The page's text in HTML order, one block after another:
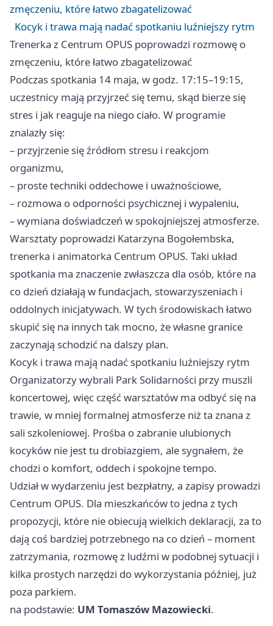
zmęczeniu, które łatwo zbagatelizować
Kocyk i trawa mają nadać spotkaniu luźniejszy rytm
Trenerka z Centrum OPUS poprowadzi rozmowę o
zmęczeniu, które łatwo zbagatelizować
Podczas spotkania 14 maja, w godz. 17:15–19:15,
uczestnicy mają przyjrzeć się temu, skąd bierze się
stres i jak reaguje na niego ciało. W programie
znalazły się:
– przyjrzenie się źródłom stresu i reakcjom
organizmu,
– proste techniki oddechowe i uważnościowe,
– rozmowa o odporności psychicznej i wypaleniu,
– wymiana doświadczeń w spokojniejszej atmosferze.
Warsztaty poprowadzi Katarzyna Bogołembska,
trenerka i animatorka Centrum OPUS. Taki układ
spotkania ma znaczenie zwłaszcza dla osób, które na
co dzień działają w fundacjach, stowarzyszeniach i
oddolnych inicjatywach. W tych środowiskach łatwo
skupić się na innych tak mocno, że własne granice
zaczynają schodzić na dalszy plan.
Kocyk i trawa mają nadać spotkaniu luźniejszy rytm
Organizatorzy wybrali Park Solidarności przy muszli
koncertowej, więc część warsztatów ma odbyć się na
trawie, w mniej formalnej atmosferze niż ta znana z
sali szkoleniowej. Prośba o zabranie ulubionych
kocyków nie jest tu drobiazgiem, ale sygnałem, że
chodzi o komfort, oddech i spokojne tempo.
Udział w wydarzeniu jest bezpłatny, a zapisy prowadzi
Centrum OPUS. Dla mieszkańców to jedna z tych
propozycji, które nie obiecują wielkich deklaracji, za to
dają coś bardziej potrzebnego na co dzień – moment
zatrzymania, rozmowę z ludźmi w podobnej sytuacji i
kilka prostych narzędzi do wykorzystania później, już
poza parkiem.
na podstawie: UM Tomaszów Mazowiecki.